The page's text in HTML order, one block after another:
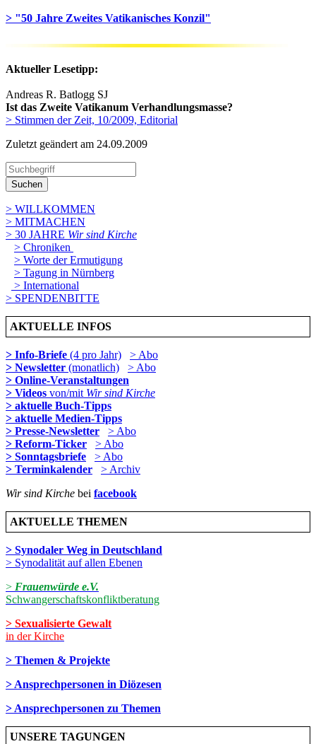
> "50 Jahre Zweites Vatikanisches Konzil"
Aktueller Lesetipp:
Andreas R. Batlogg SJ
Ist das Zweite Vatikanum Verhandlungsmasse?
> Stimmen der Zeit, 10/2009, Editorial
Zuletzt geändert am 24­.09.2009
Suchen
> WILLKOMMEN
> MITMACHEN
> 30 JAHRE Wir sind Kirche
> Chroniken
> Worte der Ermutigung
> Tagung in Nürnberg
> International
> SPENDENBITTE
AKTUELLE INFOS
> Info-Briefe (4 pro Jahr)
> Abo
> Newsletter (monatlich)
> Abo
> Online-Veranstaltungen
> Videos von/mit Wir sind Kirche
> aktuelle Buch-Tipps
> aktuelle Medien-Tipps
> Presse-Newsletter
> Abo
> Reform-Ticker
> Abo
> Sonntagsbriefe
> Abo
> Terminkalender
> Archiv
Wir sind Kirche bei facebook
AKTUELLE THEMEN
> Synodaler Weg in Deutschland
> Synodalität auf allen Ebenen
> Frauenwürde e.V.
Schwangerschaftskonfliktberatung
> Sexualisierte Gewalt
in der Kirche
> Themen & Projekte
> Ansprechpersonen in Diözesen
> Ansprechpersonen zu Themen
UNSERE TAGUNGEN